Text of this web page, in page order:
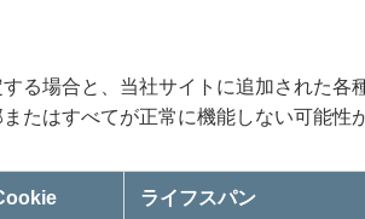
る場合と、当社サイトに追加された各
たはすべてが正常に機能しない可能性
ライフスパン